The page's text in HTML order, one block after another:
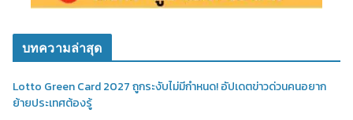
บทความล่าสุด
Lotto Green Card 2027 ถูกระงับไม่มีกำหนด! อัปเดตข่าวด่วนคนอยาก
ย้ายประเทศต้องรู้